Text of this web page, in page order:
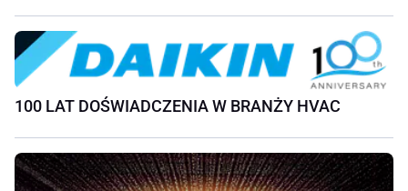
100 LAT DOŚWIADCZENIA W BRANŻY HVAC